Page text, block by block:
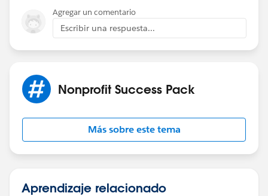
Agregar un comentario
Escribir una respuesta...
Nonprofit Success Pack
Más sobre este tema
Aprendizaje relacionado